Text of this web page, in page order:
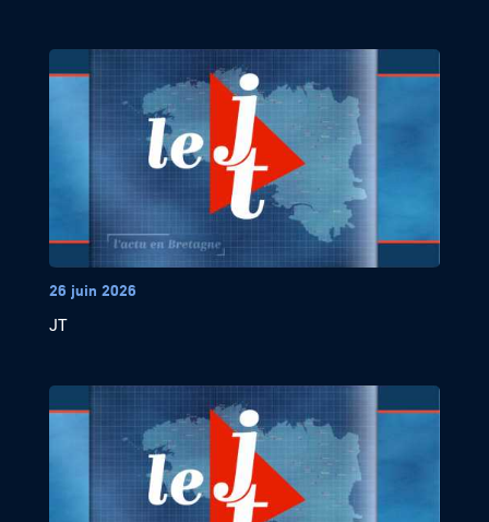
26 juin 2026
JT